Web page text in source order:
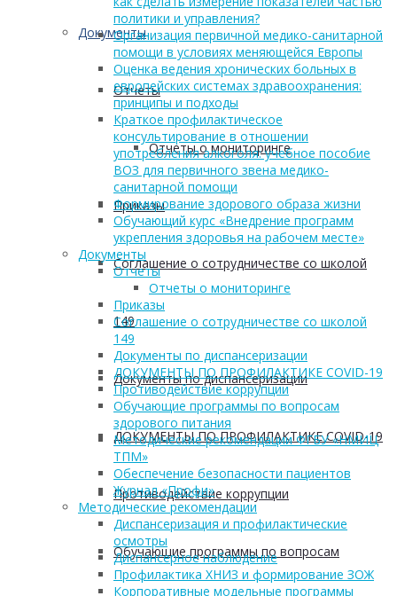
Документы
Отчеты
Отчеты о мониторинге
Приказы
Соглашение о сотрудничестве со школой
149
Документы по диспансеризации
ДОКУМЕНТЫ ПО ПРОФИЛАКТИКЕ COVID-19
Противодействие коррупции
Обучающие программы по вопросам
политики и управления?
Организация первичной медико-санитарной
помощи в условиях меняющейся Европы
Оценка ведения хронических больных в
европейских системах здравоохранения:
принципы и подходы
Краткое профилактическое
консультирование в отношении
употребления алкоголя: учебное пособие
ВОЗ для первичного звена медико-
санитарной помощи
Формирование здорового образа жизни
Обучающий курс «Внедрение программ
укрепления здоровья на рабочем месте»
Документы
Отчеты
Отчеты о мониторинге
Приказы
Соглашение о сотрудничестве со школой
149
Документы по диспансеризации
ДОКУМЕНТЫ ПО ПРОФИЛАКТИКЕ COVID-19
Противодействие коррупции
Обучающие программы по вопросам
здорового питания
Методические рекомендации ФГБУ «НМИЦ
ТПМ»
Обеспечение безопасности пациентов
Журнал «Профи»
Методические рекомендации
Диспансеризация и профилактические
осмотры
Диспансерное наблюдение
Профилактика ХНИЗ и формирование ЗОЖ
Корпоративные модельные программы